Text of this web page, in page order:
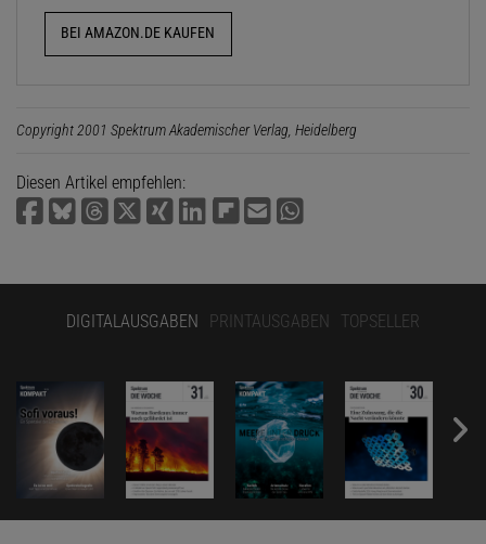
BEI AMAZON.DE KAUFEN
Copyright 2001 Spektrum Akademischer Verlag, Heidelberg
Diesen Artikel empfehlen:
DIGITALAUSGABEN PRINTAUSGABEN TOPSELLER